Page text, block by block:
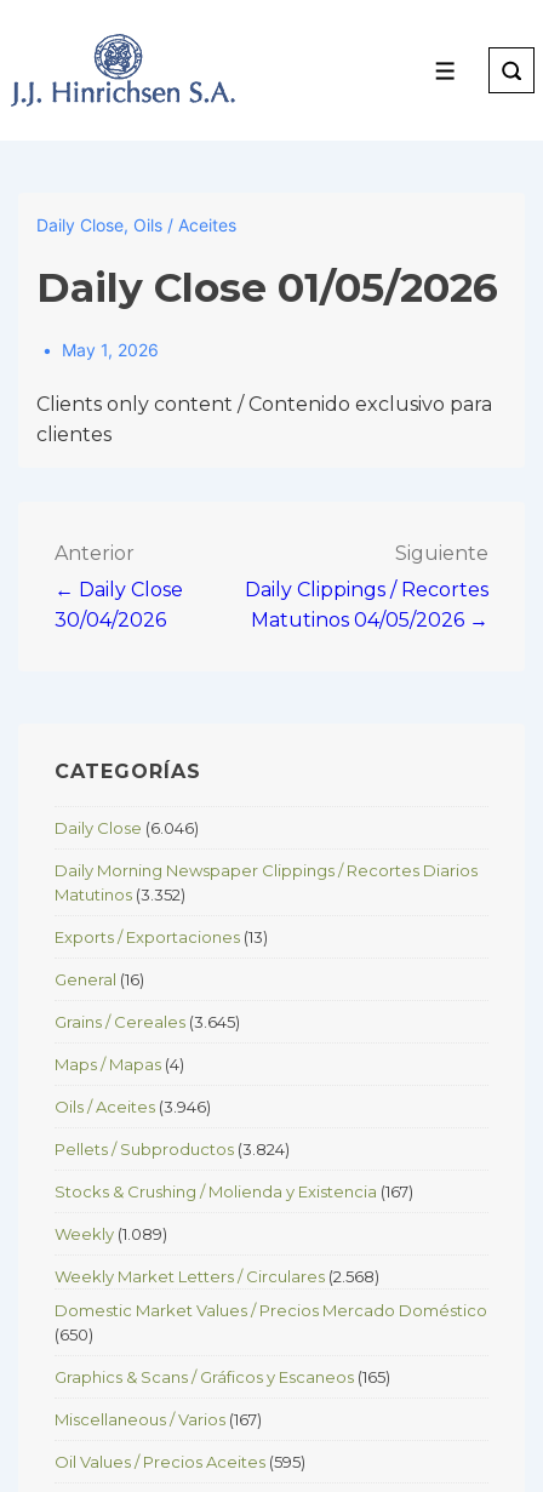
Main
Menu
Daily Close, Oils / Aceites
Daily Close 01/05/2026
May 1, 2026
Clients only content / Contenido exclusivo para
clientes
Navegación
de
Anterior
← Daily Close
30/04/2026
Siguiente
Daily Clippings / Recortes
Matutinos 04/05/2026 →
CATEGORÍAS
Daily Close (6.046)
Daily Morning Newspaper Clippings / Recortes Diarios
Matutinos (3.352)
Exports / Exportaciones (13)
General (16)
Grains / Cereales (3.645)
Maps / Mapas (4)
Oils / Aceites (3.946)
Pellets / Subproductos (3.824)
Stocks & Crushing / Molienda y Existencia (167)
Weekly (1.089)
Weekly Market Letters / Circulares (2.568)
Domestic Market Values / Precios Mercado Doméstico
(650)
Graphics & Scans / Gráficos y Escaneos (165)
Miscellaneous / Varios (167)
Oil Values / Precios Aceites (595)